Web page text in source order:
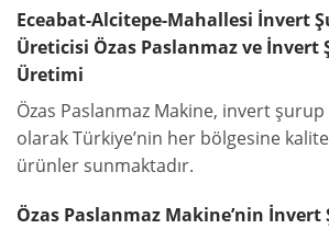
Eceabat-Alcitepe-Mahallesi İnvert
Üreticisi Özas Paslanmaz ve İnvert
Üretimi
Özas Paslanmaz Makine, invert şurup
olarak Türkiye’nin her bölgesine
ürünler sunmaktadır.
Özas Paslanmaz Makine’nin İnvert